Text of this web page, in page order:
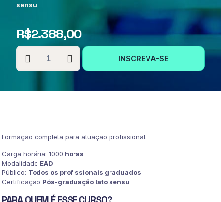
sensu
R$2.388,00
PÓS-
GRADUAÇÃO
EM
INSCREVA-SE
Formação completa para atuação profissional.
Carga horária: 1000 horas
Modalidade EAD
Público: Todos os profissionais graduados
Certificação Pós-graduação lato sensu